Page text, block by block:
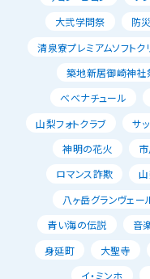
大弐学問祭
防
清泉寮プレミアムソフトク
築地新居御崎神社
べべナチュール
山梨フォトクラブ
サ
神明の花火
ロマンス詐欺
八ヶ岳グランヴェー
青い海の伝説
音
身延町
大聖寺
イ・ミンホ